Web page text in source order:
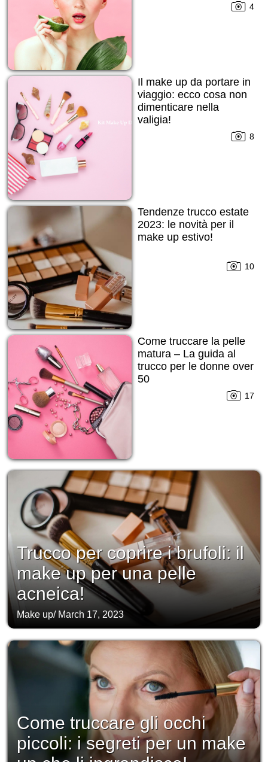
4
Il make up da portare in
viaggio: ecco cosa non
dimenticare nella
valigia!
8
Tendenze trucco estate
2023: le novità per il
make up estivo!
10
Come truccare la pelle
matura – La guida al
trucco per le donne over
50
17
Trucco per coprire i brufoli: il
make up per una pelle
acneica!
Make up/ March 17, 2023
Come truccare gli occhi
piccoli: i segreti per un make